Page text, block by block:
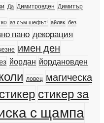
Да Димитровден Димитър
аз съм шефът! айляк без
пано декорация
имен ден
йордан йордановден
ловец магическа
стикер стикер за
с щампа